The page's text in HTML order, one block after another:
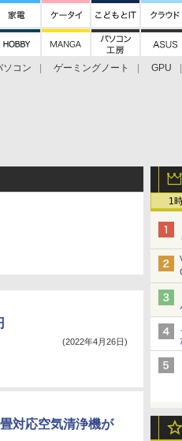
ソコン ゲーミングノート
GPU
1
(2022年4月26日)
対応空気清浄機が